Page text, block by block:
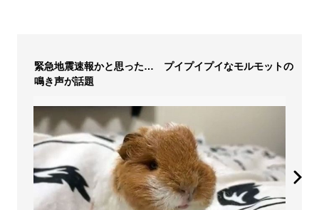
緊急地震速報かと思った… プイプイプイなモルモットの
鳴き声が話題